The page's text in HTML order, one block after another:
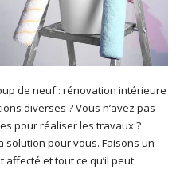
de neuf : rénovation intérieure
diverses ? Vous n’avez pas
pour réaliser les travaux ?
solution pour vous. Faisons un
affecté et tout ce qu’il peut